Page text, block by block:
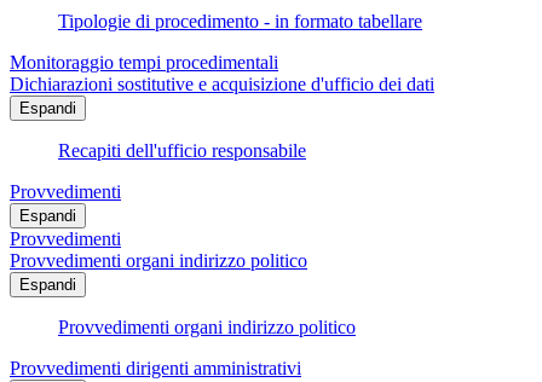
Tipologie di procedimento - in formato tabellare
Monitoraggio tempi procedimentali
Dichiarazioni sostitutive e acquisizione d'ufficio dei dati
Espandi
Recapiti dell'ufficio responsabile
Provvedimenti
Espandi
Provvedimenti
Provvedimenti organi indirizzo politico
Espandi
Provvedimenti organi indirizzo politico
Provvedimenti dirigenti amministrativi